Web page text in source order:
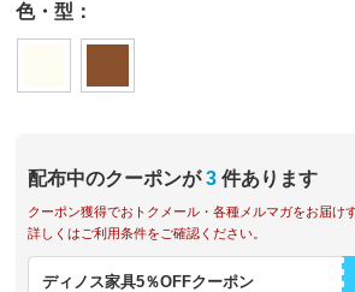
色・型：
配布中のクーポンが 3 件あります
クーポン獲得でおトクメール・各種メルマガをお届け
詳しくはご利用条件をご確認ください。
ディノス家具5％OFFクーポン